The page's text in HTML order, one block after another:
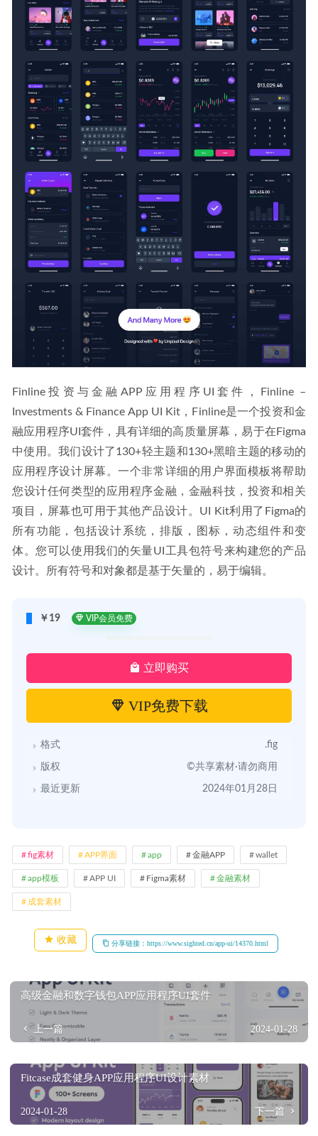
Finline投资与金融APP应用程序UI套件，Finline –
Investments & Finance App UI Kit，Finline是一个投资和金
融应用程序UI套件，具有详细的高质量屏幕，易于在Figma
中使用。我们设计了130+轻主题和130+黑暗主题的移动的
应用程序设计屏幕。一个非常详细的用户界面模板将帮助
您设计任何类型的应用程序金融，金融科技，投资和相关
项目，屏幕也可用于其他产品设计。UI Kit利用了Figma的
所有功能，包括设计系统，排版，图标，动态组件和变
体。您可以使用我们的矢量UI工具包符号来构建您的产品
设计。所有符号和对象都是基于矢量的，易于编辑。
￥19 VIP会员免费
立即购买
VIP免费下载
格式 .fig
版权 ©共享素材·请勿商用
最近更新 2024年01月28日
fig素材 APP界面 app 金融APP wallet
app模板 APP UI Figma素材 金融素材
成套素材
收藏 分享链接：https://www.sighted.cn/app-ui/14370.html
高级金融和数字钱包APP应用程序UI套件
上一篇 2024-01-28
Fitcase成套健身APP应用程序UI设计素材
2024-01-28 下一篇